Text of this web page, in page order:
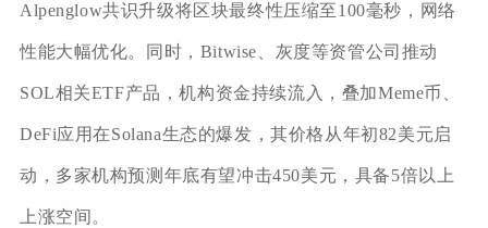
Alpenglow共识升级将区块最终性压缩至100毫秒，网络
性能大幅优化。同时，Bitwise、灰度等资管公司推动
SOL相关ETF产品，机构资金持续流入，叠加Meme币、
DeFi应用在Solana生态的爆发，其价格从年初82美元启
动，多家机构预测年底有望冲击450美元，具备5倍以上
上涨空间。